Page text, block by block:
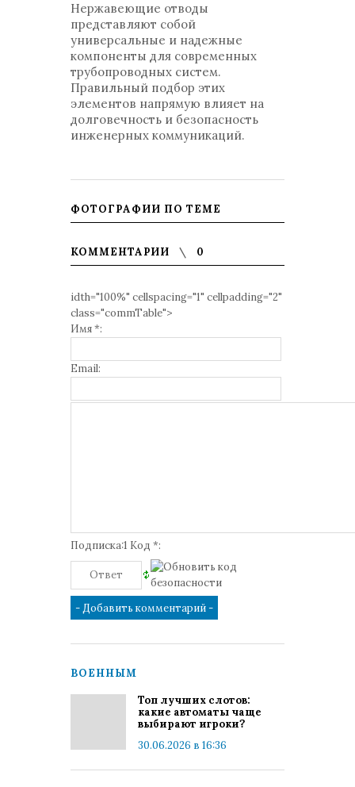
Нержавеющие отводы
представляют собой
универсальные и надежные
компоненты для современных
трубопроводных систем.
Правильный подбор этих
элементов напрямую влияет на
долговечность и безопасность
инженерных коммуникаций.
ФОТОГРАФИИ ПО ТЕМЕ
КОММЕНТАРИИ 0
idth="100%" cellspacing="1" cellpadding="2"
class="commTable">
Имя *:
Email:
Подписка:1 Код *:
ВОЕННЫМ
Топ лучших слотов:
какие автоматы чаще
выбирают игроки?
30.06.2026 в 16:36